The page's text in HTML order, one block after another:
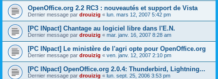
OpenOffice.org 2.2 RC3 : nouveautés et support de Vista
Dernier message par drouizig « lun. mars 12, 2007 5:42 pm
[PC INpact] Chantage au logiciel libre dans l'E.N.
Dernier message par drouizig « mar. janv. 16, 2007 8:28 am
[PC INpact] Le ministère de l'agri opte pour OpenOffice.org
Dernier message par drouizig « ven. janv. 12, 2007 2:10 pm
[PC INpact] OpenOffice.org 2.0.4: Thunderbird, Lightning...
Dernier message par drouizig « lun. sept. 25, 2006 3:53 pm